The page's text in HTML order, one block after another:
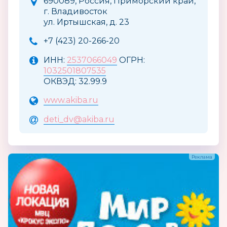
г. Владивосток
ул. Иртышская, д. 23
+7 (423) 20-266-20
ИНН: 2537066049 ОГРН:
1032501807535
ОКВЭД: 32.99.9
www.akiba.ru
deti_dv@akiba.ru